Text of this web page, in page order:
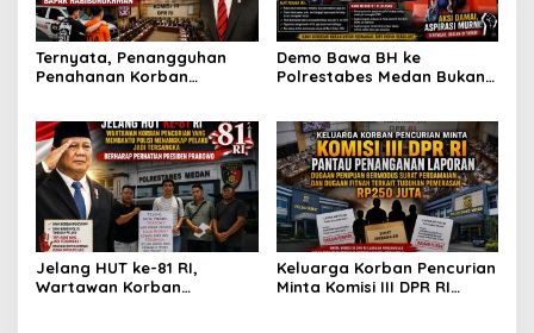
Ternyata, Penangguhan
Penahanan Korban
Setelah Membantu Polisi
Menangkap Maling Atas
Atensi Ketua Komisi III DPR
RI Bapak Habiburokhman
Demo Bawa BH ke
Polrestabes Medan Bukan
dan Rasa Kecewa
Lambatnya Penanganan
Pekara di Polrestabes
Medan
Jelang HUT ke-81 RI,
Wartawan Korban
Keluarga Korban Pencurian
Minta Komisi III DPR RI